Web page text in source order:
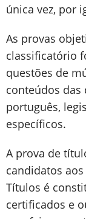
única vez, por
As provas
classificatório
questões de
conteúdos das
português,
específicos.
A prova de
candidatos
Títulos é
certificados e